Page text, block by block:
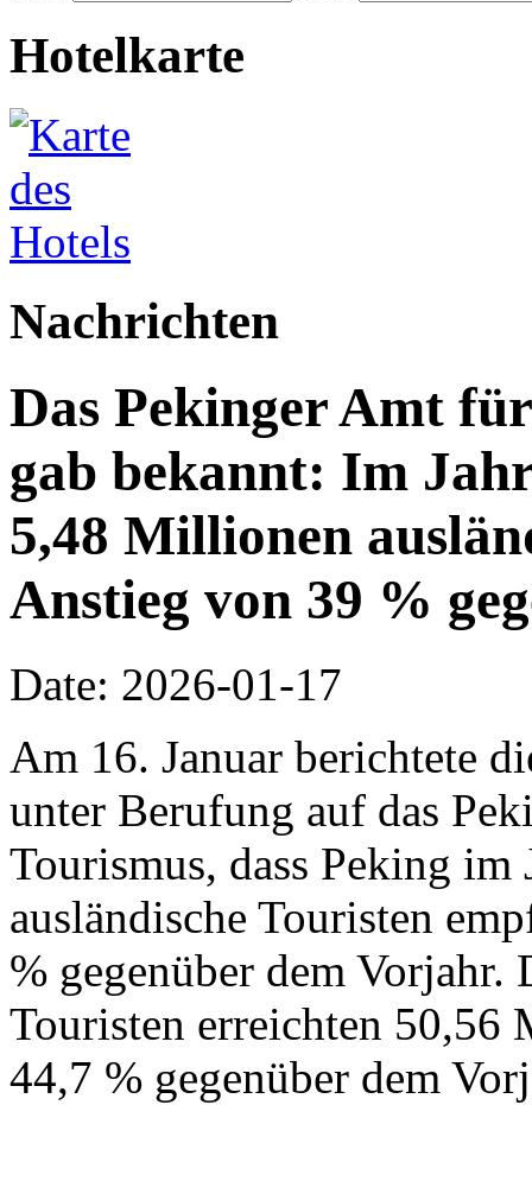
Hotelkarte
Nachrichten
Das Pekinger Amt
gab bekannt: Im
5,48 Millionen
Anstieg von 39 %
Date: 2026-01-17
Am 16. Januar berichtete
unter Berufung auf das
Tourismus, dass Peking
ausländische Touristen
% gegenüber dem Vorjahr.
Touristen erreichten 50,56
44,7 % gegenüber dem